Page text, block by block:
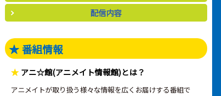
配信内容
★ 番組情報
アニ☆館(アニメイト情報館)とは？
アニメイトが取り扱う様々な情報を広くお届けする番組で